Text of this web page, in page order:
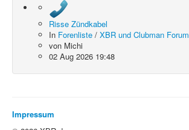
Risse Zündkabel
In Forenliste / XBR und Clubman Forum
von Michi
02 Aug 2026 19:48
Impressum